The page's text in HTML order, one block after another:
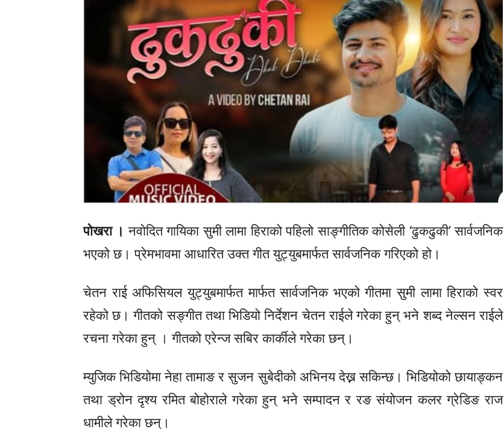
पोखरा । नवोदित गायिकासुमीलामा हिराको पहिलो साङ्गीतिक कोसेली ‘ढुकढुकी’ सार्वजनिक
भएको छ। प्रेमभावमा आधारित उक्त गीत युट्युबमार्फत सार्वजनिक गरिएको हो।
चेतन राई अफिसियल युट्युबमार्फत मार्फत सार्वजनिक भएको गीतमासुमीलामा हिराको स्वर
रहेको छ। गीतको सङ्गीत तथा भिडियो निर्देशन चेतन राईले गरेका हुन् भने शब्द नेल्सन राईले
रचना गरेका हुन् । गीतको एरेन्जसबिरकार्कीले गरेका छन्।
म्युजिक भिडियोमा नेहा तामाङ र सुजन सुबेदीको अभिनय देख्न सकिन्छ। भिडियोको छायाङ्कन
तथा ड्रोन दृश्य रमित बोहोराले गरेका हुन् भने सम्पादन र रङ संयोजन कलर ग्रेडिङ राज
धामीले गरेका छन्।